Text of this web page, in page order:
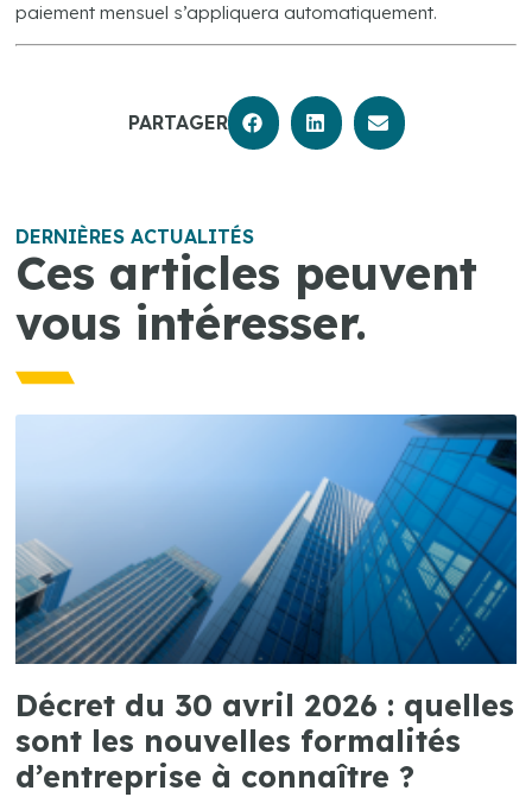
paiement mensuel s’appliquera automatiquement.
PARTAGER
DERNIÈRES ACTUALITÉS
Ces articles peuvent
vous intéresser.
Décret du 30 avril 2026 : quelles
sont les nouvelles formalités
d’entreprise à connaître ?